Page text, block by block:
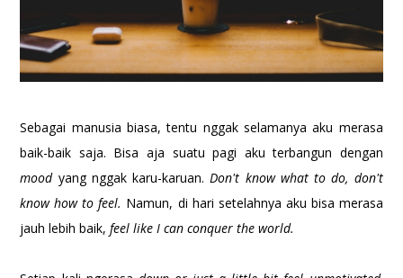
Sebagai manusia biasa, tentu nggak selamanya aku merasa
baik-baik saja. Bisa aja suatu pagi aku terbangun dengan
mood yang nggak karu-karuan.Don't know what to do, don't
know how to feel. Namun, di hari setelahnya aku bisa merasa
jauh lebih baik,feel like I can conquer the world.